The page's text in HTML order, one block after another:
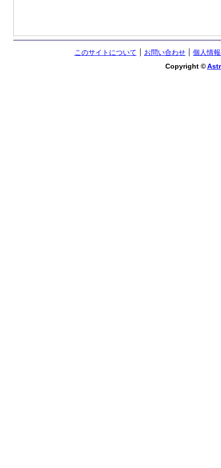
このサイトについて お問い合わせ
個人情
Copyright ©